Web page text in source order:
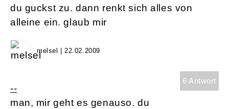
du guckst zu. dann renkt sich alles von
alleine ein. glaub mir
melsel | 22.02.2009
6 Antwort
--
man, mir geht es genauso. du